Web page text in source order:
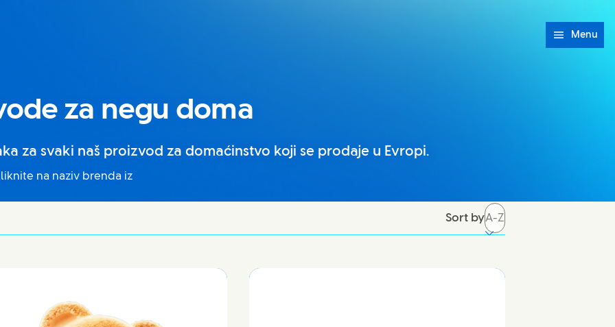
Menu
za negu doma
za svaki naš proizvod za domaćinstvo koji se prodaje u Evropi.
na naziv brenda iz
Sort by